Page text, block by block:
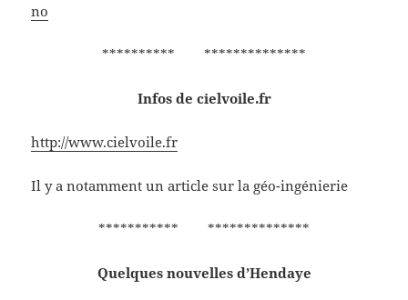
no
********** **************
Infos de cielvoile.fr
http://www.cielvoile.fr
Il y a notamment un article sur la géo-ingénierie
*********** **************
Quelques nouvelles d’Hendaye